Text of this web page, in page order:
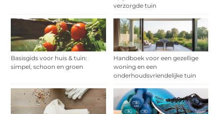
verzorgde tuin
Basisgids voor huis & tuin:
simpel, schoon en groen
Handboek voor een gezellige
woning en een
onderhoudsvriendelijke tuin